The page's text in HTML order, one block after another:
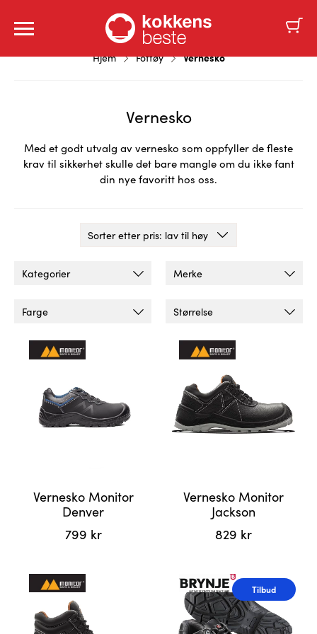
Hjem Fottøy Vernesko
Vernesko
Med et godt utvalg av vernesko som oppfyller de fleste
krav til sikkerhet skulle det bare mangle om du ikke fant
din nye favoritt hos oss.
Kategorier Merke
Farge Størrelse
Vernesko Monitor
Denver
799 kr
produktet
har
varianter.
Vernesko Monitor
Jackson
829 kr
produktet
flere
varianter.
Tilbud